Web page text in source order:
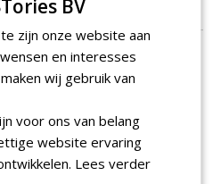
9 sec
op maat
over houtversnipperaars
Het Duitse bedrijf wordt
als de uitvinder van de
en heeft een lange
de houtindustrie.
BV
zijn onze website aan
en interesses
wij gebruik van
voor ons van belang
website ervaring
Lees verder